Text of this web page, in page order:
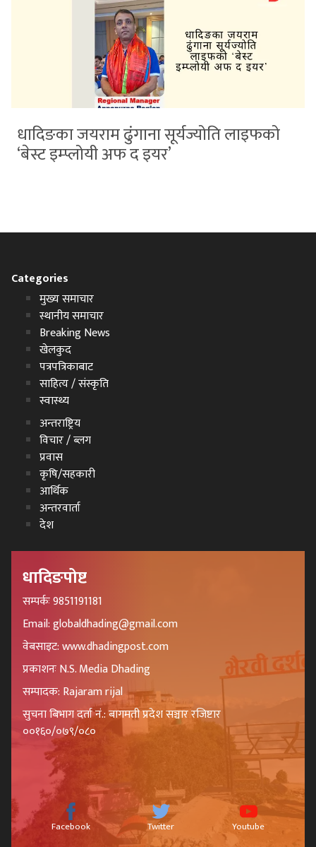
धादिङका जयराम ढुंगाना सूर्यज्योति लाइफको
‘बेस्ट इम्प्लोयी अफ द इयर’
Categories
मुख्य समाचार
स्थानीय समाचार
Breaking News
खेलकुद
पत्रपत्रिकाबाट
साहित्य / संस्कृति
स्वास्थ्य
अन्तराष्ट्रिय
विचार / ब्लग
प्रवास
कृषि/सहकारी
आर्थिक
अन्तरवार्ता
देश
धादिङपोष्ट
सम्पर्कः 9851191181
Email: globaldhading@gmail.com
वेबसाइट: www.dhadingpost.com
प्रकाशनः N.S. Media Dhading
सम्पादक: Rajaram rijal
सुचना बिभाग दर्ता नं.: बागमती प्रदेश सञ्चार रजिष्टार
००१६०/०७९/०८०
Facebook Twitter Youtube